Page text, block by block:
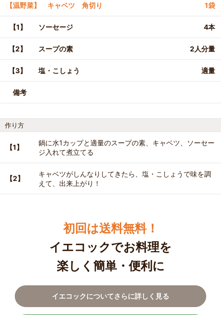
【温野菜】 キャベツ 角切り 1袋
【1】 ソーセージ 4本
【2】 スープの素 2人分量
【3】 塩・こしょう 適量
備考
作り方
【1】
鍋に水1カップと適量のスープの素、キャベツ、ソーセー
ジ入れて煮立てる
【2】
キャベツがしんなりしてきたら、塩・こしょうで味を調
えて、出来上がり！
初回は送料無料！
イエコックでお料理を
楽しく簡単・便利に
イエコックについてさらに詳しく見る